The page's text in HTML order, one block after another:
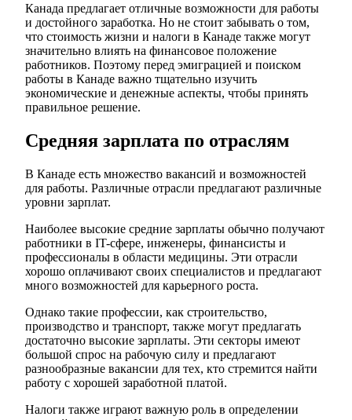
Канада предлагает отличные возможности для работы
и достойного заработка. Но не стоит забывать о том,
что стоимость жизни и налоги в Канаде также могут
значительно влиять на финансовое положение
работников. Поэтому перед эмиграцией и поиском
работы в Канаде важно тщательно изучить
экономические и денежные аспекты, чтобы принять
правильное решение.
Средняя зарплата по отраслям
В Канаде есть множество вакансий и возможностей
для работы. Различные отрасли предлагают различные
уровни зарплат.
Наиболее высокие средние зарплаты обычно получают
работники в IT-сфере, инженеры, финансисты и
профессионалы в области медицины. Эти отрасли
хорошо оплачивают своих специалистов и предлагают
много возможностей для карьерного роста.
Однако такие профессии, как строительство,
производство и транспорт, также могут предлагать
достаточно высокие зарплаты. Эти секторы имеют
большой спрос на рабочую силу и предлагают
разнообразные вакансии для тех, кто стремится найти
работу с хорошей заработной платой.
Налоги также играют важную роль в определении